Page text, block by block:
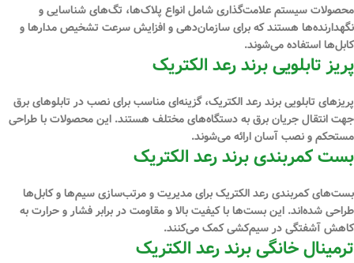
محصولات سیستم علامت‌گذاری شامل انواع پلاک‌ها، تگ‌های شناسایی و
نگهدارنده‌ها هستند که برای سازمان‌دهی و افزایش سرعت تشخیص مدارها و
کابل‌ها استفاده می‌شوند.
پریز تابلویی برند رعد الکتریک
پریزهای تابلویی برند رعد الکتریک، گزینه‌ای مناسب برای نصب در تابلوهای برق
جهت انتقال جریان برق به دستگاه‌های مختلف هستند. این محصولات با طراحی
مستحکم و نصب آسان ارائه می‌شوند.
بست کمربندی برند رعد الکتریک
بست‌های کمربندی رعد الکتریک برای مدیریت و مرتب‌سازی سیم‌ها و کابل‌ها
طراحی شده‌اند. این بست‌ها با کیفیت بالا و مقاومت در برابر فشار و حرارت به
کاهش آشفتگی در سیم‌کشی کمک می‌کنند.
ترمینال خانگی برند رعد الکتریک